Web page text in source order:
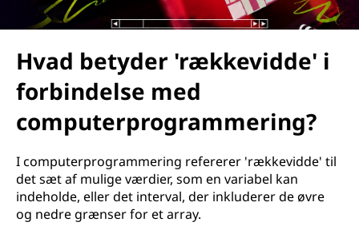
Hvad betyder 'rækkevidde' i
forbindelse med
computerprogrammering?
I computerprogrammering refererer 'rækkevidde' til
det sæt af mulige værdier, som en variabel kan
indeholde, eller det interval, der inkluderer de øvre
og nedre grænser for et array.